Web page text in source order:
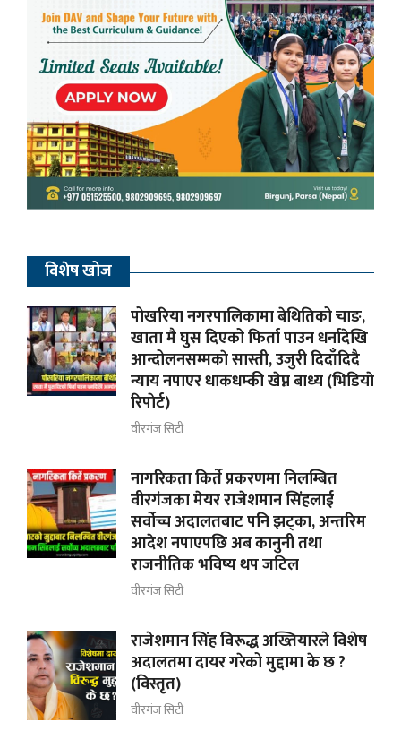
विशेष खोज
पोखरिया नगरपालिकामा बेथितिको चाङ,
खाता मै घुस दिएको फिर्ता पाउन धर्नादेखि
आन्दोलनसम्मकाे सास्ती, उजुरी दिदाँदिदै
न्याय नपाएर धाकधम्की खेप्न बाध्य (भिडियाे
रिपाेर्ट)
वीरगंज सिटी
नागरिकता किर्ते प्रकरणमा निलम्बित
वीरगंजका मेयर राजेशमान सिंहलाई
सर्वोच्च अदालतबाट पनि झट्का, अन्तरिम
आदेश नपाएपछि अब कानुनी तथा
राजनीतिक भविष्य थप जटिल
वीरगंज सिटी
राजेशमान सिंह विरूद्ध अख्तियारले विशेष
अदालतमा दायर गरेको मुद्दामा के छ ?
(विस्तृत)
वीरगंज सिटी